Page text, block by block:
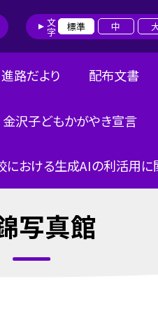
文字 標準 中
進路だより 配布文書
金沢子どもかがやき宣言
における生成AIの利活用に
写真館